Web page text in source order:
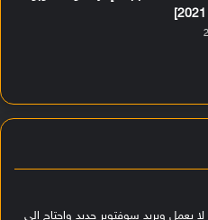
يعمل ويريد سوفتوير جديد واحتاج الى